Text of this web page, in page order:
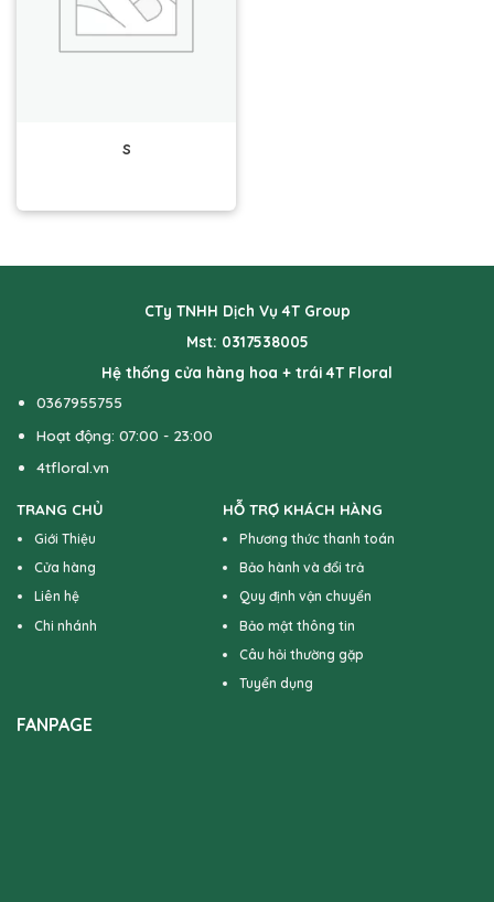
s
CTy TNHH Dịch Vụ 4T Group
Mst: 0317538005
Hệ thống cửa hàng hoa + trái 4T Floral
0367955755
Hoạt động: 07:00 - 23:00
4tfloral.vn
TRANG CHỦ
Giới Thiệu
Cửa hàng
Liên hệ
Chi nhánh
HỖ TRỢ KHÁCH HÀNG
Phương thức thanh toán
Bảo hành và đổi trả
Quy định vận chuyển
Bảo mật thông tin
Câu hỏi thường gặp
Tuyển dụng
FANPAGE